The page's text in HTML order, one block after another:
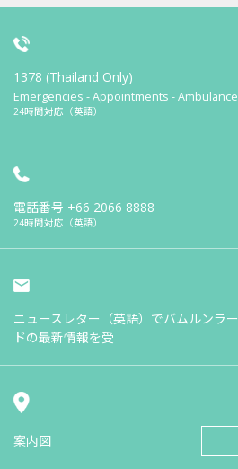
1378 (Thailand Only)
Emergencies - Appointments - Ambulance
24時間対応（英語）
電話番号 +66 2066 8888
24時間対応（英語）
ニュースレター（英語）でバムルンラー
ドの最新情報を受
案内図